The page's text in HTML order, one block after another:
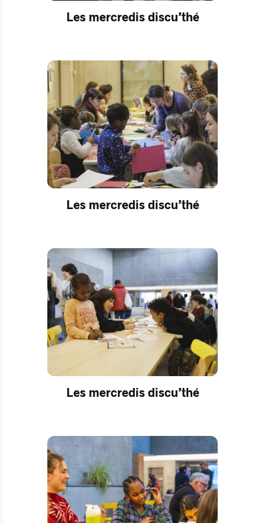
Les mercredis discu’thé
Les mercredis discu’thé
Les mercredis discu’thé